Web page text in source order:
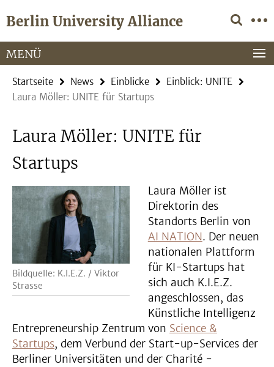
direkt
Inhalt
Berlin University Alliance
Service-
Navigation
MENÜ
Startseite News Einblicke
Einblick: UNITE
Laura Möller: UNITE für Startups
Laura Möller: UNITE für
Startups
Bildquelle: K.I.E.Z. / Viktor
Strasse
Laura Möller ist
Direktorin des
Standorts Berlin von
AI NATION. Der neuen
nationalen Plattform
für KI-Startups hat
sich auch K.I.E.Z.
angeschlossen, das
Künstliche Intelligenz
Entrepreneurship Zentrum von Science &
Startups, dem Verbund der Start-up-Services der
Berliner Universitäten und der Charité -